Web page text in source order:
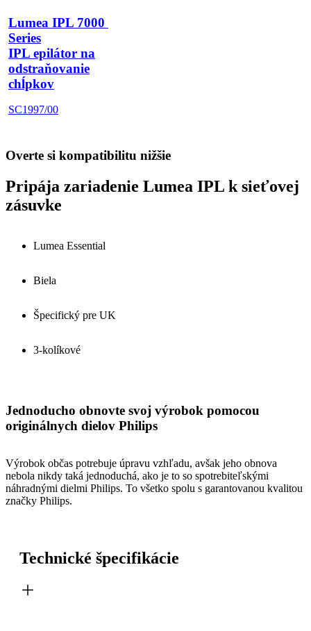
Lumea IPL 7000
Series
IPL epilátor na
odstraňovanie
chĺpkov
SC1997/00
Overte si kompatibilitu nižšie
Pripája zariadenie Lumea IPL k sieťovej
zásuvke
Lumea Essential
Biela
Špecifický pre UK
3-kolíkové
Jednoducho obnovte svoj výrobok pomocou
originálnych dielov Philips
Výrobok občas potrebuje úpravu vzhľadu, avšak jeho obnova
nebola nikdy taká jednoduchá, ako je to so spotrebiteľskými
náhradnými dielmi Philips. To všetko spolu s garantovanou kvalitou
značky Philips.
Technické špecifikácie